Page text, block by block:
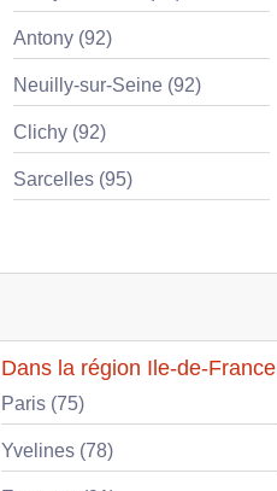
Antony (92)
Neuilly-sur-Seine (92)
Clichy (92)
Sarcelles (95)
Dans la région Ile-de-France
Paris (75)
Yvelines (78)